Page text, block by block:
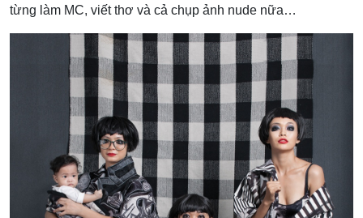
từng làm MC, viết thơ và cả chụp ảnh nude nữa…